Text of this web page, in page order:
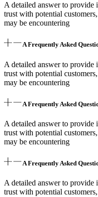
A detailed answer to provide
trust with potential
may be encountering
A Frequently Asked
A detailed answer to provide
trust with potential
may be encountering
A Frequently Asked
A detailed answer to provide
trust with potential
may be encountering
A Frequently Asked
A detailed answer to provide
trust with potential